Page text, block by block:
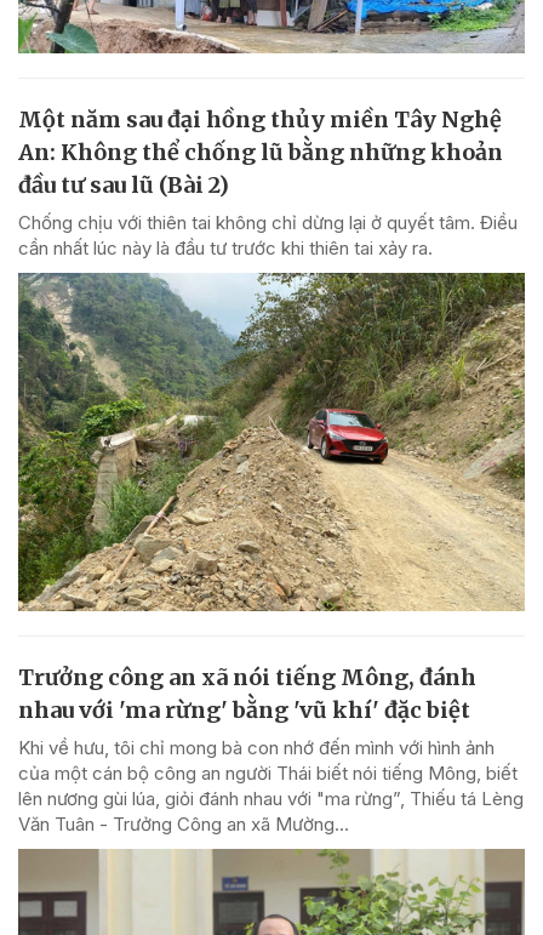
Một năm sau đại hồng thủy miền Tây Nghệ
An: Không thể chống lũ bằng những khoản
đầu tư sau lũ (Bài 2)
Chống chịu với thiên tai không chỉ dừng lại ở quyết tâm. Điều
cần nhất lúc này là đầu tư trước khi thiên tai xảy ra.
Trưởng công an xã nói tiếng Mông, đánh
nhau với 'ma rừng' bằng 'vũ khí' đặc biệt
Khi về hưu, tôi chỉ mong bà con nhớ đến mình với hình ảnh
của một cán bộ công an người Thái biết nói tiếng Mông, biết
lên nương gùi lúa, giỏi đánh nhau với "ma rừng”, Thiếu tá Lèng
Văn Tuân - Trưởng Công an xã Mường...